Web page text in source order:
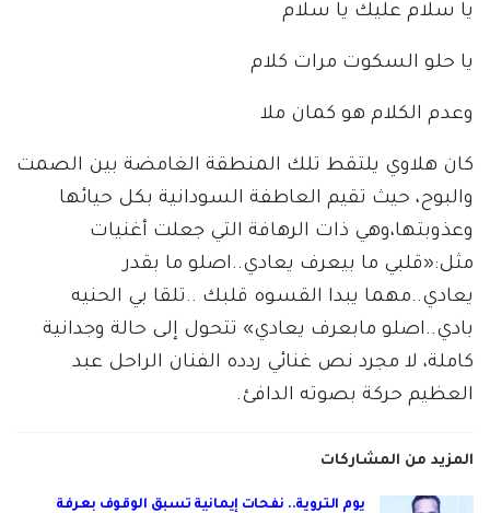
يا سلام عليك يا سلام
يا حلو السكوت مرات كلام
وعدم الكلام هو كمان ملا
كان هلاوي يلتقط تلك المنطقة الغامضة بين الصمت
والبوح، حيث تقيم العاطفة السودانية بكل حيائها
وعذوبتها،وهي ذات الرهافة التي جعلت أغنيات
مثل:«قلبي ما بيعرف يعادي..اصلو ما بقدر
يعادي..مهما يبدا القسوه قلبك ..تلقا بي الحنيه
بادي..اصلو مابعرف يعادي» تتحول إلى حالة وجدانية
كاملة، لا مجرد نص غنائي ردده الفنان الراحل عبد
العظيم حركة بصوته الدافئ.
المزيد من المشاركات
يوم التروية.. نفحات إيمانية تسبق الوقوف بعرفة